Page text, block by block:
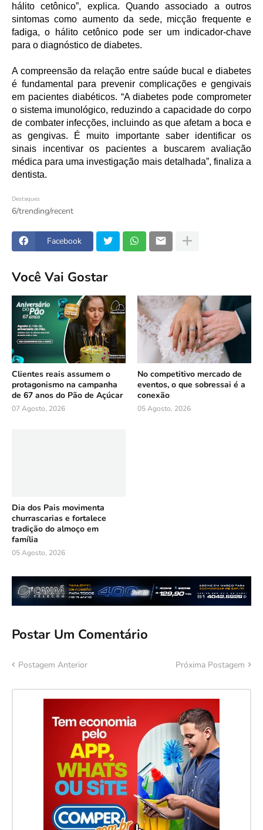
hálito cetônico”, explica. Quando associado a outros
sintomas como aumento da sede, micção frequente e
fadiga, o hálito cetônico pode ser um indicador-chave
para o diagnóstico de diabetes.
A compreensão da relação entre saúde bucal e diabetes
é fundamental para prevenir complicações e gengivais
em pacientes diabéticos. “A diabetes pode comprometer
o sistema imunológico, reduzindo a capacidade do corpo
de combater infecções, incluindo as que afetam a boca e
as gengivas. É muito importante saber identificar os
sinais incentivar os pacientes a buscarem avaliação
médica para uma investigação mais detalhada”, finaliza a
dentista.
Destaques
6/trending/recent
Facebook
Você Vai Gostar
Clientes reais assumem o
protagonismo na campanha
de 67 anos do Pão de Açúcar
07 Agosto, 2026
No competitivo mercado de
eventos, o que sobressai é a
conexão
05 Agosto, 2026
Dia dos Pais movimenta
churrascarias e fortalece
tradição do almoço em
família
05 Agosto, 2026
Postar Um Comentário
Postagem Anterior Próxima Postagem